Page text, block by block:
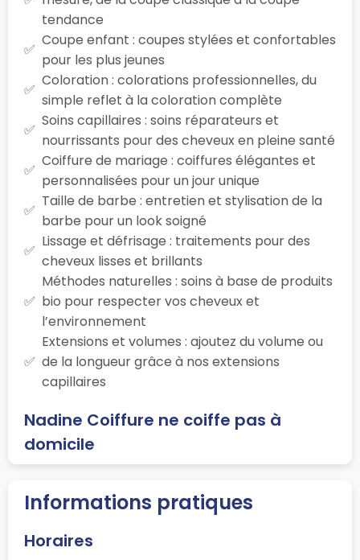
tendance
Coupe enfant : coupes stylées et confortables
pour les plus jeunes
Coloration : colorations professionnelles, du
simple reflet à la coloration complète
Soins capillaires : soins réparateurs et
nourrissants pour des cheveux en pleine santé
Coiffure de mariage : coiffures élégantes et
personnalisées pour un jour unique
Taille de barbe : entretien et stylisation de la
barbe pour un look soigné
Lissage et défrisage : traitements pour des
cheveux lisses et brillants
Méthodes naturelles : soins à base de produits
bio pour respecter vos cheveux et
l’environnement
Extensions et volumes : ajoutez du volume ou
de la longueur grâce à nos extensions
capillaires
Nadine Coiffure ne coiffe pas à
domicile
Informations pratiques
Horaires